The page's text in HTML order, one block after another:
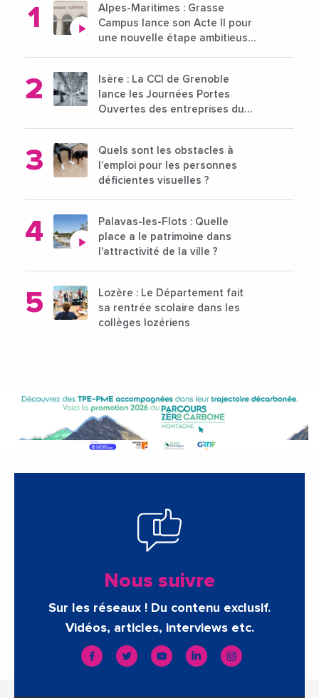
Alpes-Maritimes : Grasse
Campus lance son Acte II pour
une nouvelle étape ambitieuse
Isère : La CCI de Grenoble
lance les Journées Portes
Ouvertes des entreprises du
Quels sont les obstacles à
l’emploi pour les personnes
déficientes visuelles ?
Palavas-les-Flots : Quelle
place a le patrimoine dans
l'attractivité de la ville ?
Lozère : Le Département fait
sa rentrée scolaire dans les
collèges lozériens
Nous suivre
Sur les réseaux ! Du contenu exclusif.
Vidéos, articles, interviews etc.